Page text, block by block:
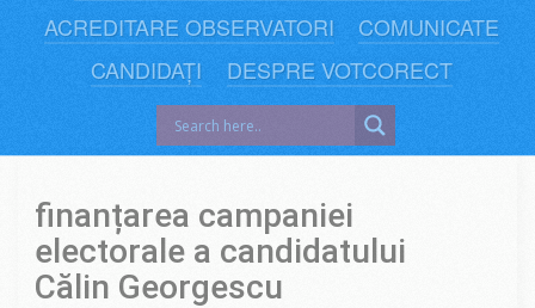
ACREDITARE OBSERVATORI
COMUNICATE
CANDIDAȚI
DESPRE VOTCORECT
finanțarea campaniei
electorale a candidatului
Călin Georgescu